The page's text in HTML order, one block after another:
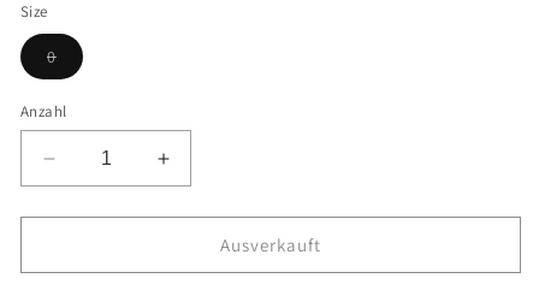
Size
0Variante
ausverkauft
nicht
verfügbar
Anzahl
Verringere
die
Menge
CEM
Erhöhe
die
Menge
CEM
Ausverkauft